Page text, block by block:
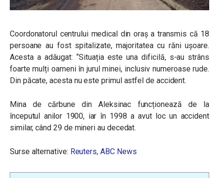
Coordonatorul centrului medical din oraș a transmis că 18
persoane au fost spitalizate, majoritatea cu răni ușoare.
Acesta a adăugat: “Situația este una dificilă, s-au strâns
foarte mulți oameni în jurul minei, inclusiv numeroase rude.
Din păcate, acesta nu este primul astfel de accident.
Mina de cărbune din Aleksinac funcționează de la
începutul anilor 1900, iar în 1998 a avut loc un accident
similar, când 29 de mineri au decedat.
Surse alternative: Reuters, ABC News